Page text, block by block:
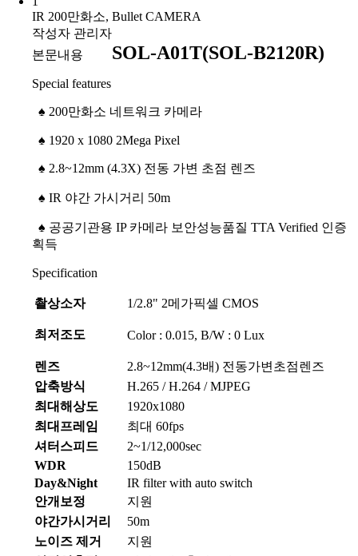
IR 200만화소, Bullet CAMERA
작성자 관리자
본문내용
SOL-A01T(SOL-B2120R)
Special features
♠ 200만화소 네트워크 카메라
♠ 1920 x 1080 2Mega Pixel
♠ 2.8~12mm (4.3X) 전동 가변 초점 렌즈
♠ IR 야간 가시거리 50m
♠ 공공기관용 IP 카메라 보안성능품질 TTA Verified 인증
획득
Specification
촬상소자 1/2.8" 2메가픽셀 CMOS
최저조도 Color : 0.015, B/W : 0 Lux
렌즈
2.8~12mm(4.3배) 전동가변초점렌즈
압축방식
H.265 / H.264 / MJPEG
최대해상도
1920x1080
최대프레임
최대 60fps
셔터스피드
2~1/12,000sec
WDR
150dB
Day&Night
IR filter with auto switch
안개보정
지원
야간가시거리
50m
노이즈 제거
지원